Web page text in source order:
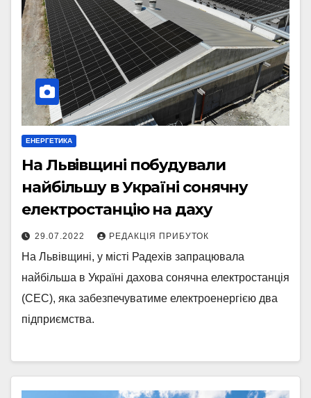
ЕНЕРГЕТИКА
На Львівщині побудували
найбільшу в Україні сонячну
електростанцію на даху
29.07.2022 РЕДАКЦІЯ ПРИБУТОК
На Львівщині, у місті Радехів запрацювала
найбільша в Україні дахова сонячна електростанція
(СЕС), яка забезпечуватиме електроенергією два
підприємства.